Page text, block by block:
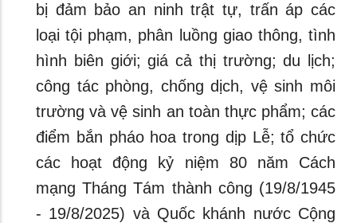
bị đảm bảo an ninh trật tự, trấn áp các
loại tội phạm, phân luồng giao thông, tình
hình biên giới; giá cả thị trường; du lịch;
công tác phòng, chống dịch, vệ sinh môi
trường và vệ sinh an toàn thực phẩm; các
điểm bắn pháo hoa trong dịp Lễ; tổ chức
các hoạt động kỷ niệm 80 năm Cách
mạng Tháng Tám thành công (19/8/1945
- 19/8/2025) và Quốc khánh nước Cộng